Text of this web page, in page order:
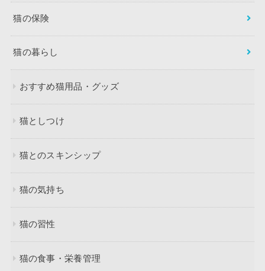
猫の保険
猫の暮らし
おすすめ猫用品・グッズ
猫としつけ
猫とのスキンシップ
猫の気持ち
猫の習性
猫の食事・栄養管理